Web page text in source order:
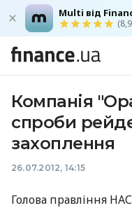
Multi від
Компанія
спроби
захоплення
26.07.2012, 14:15
Голова правління